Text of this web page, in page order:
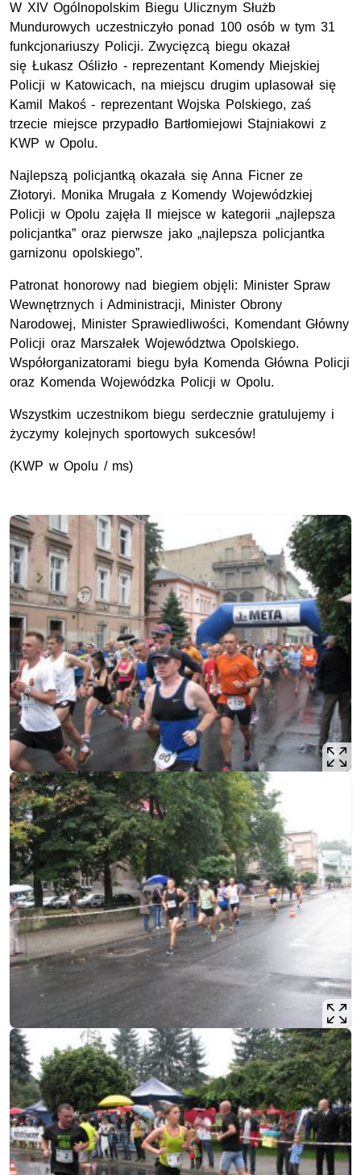
W XIV Ogólnopolskim Biegu Ulicznym Służb
Mundurowych uczestniczyło ponad 100 osób w tym 31
funkcjonariuszy Policji. Zwycięzcą biegu okazał
się Łukasz Oślizło - reprezentant Komendy Miejskiej
Policji w Katowicach, na miejscu drugim uplasował się
Kamil Makoś - reprezentant Wojska Polskiego, zaś
trzecie miejsce przypadło Bartłomiejowi Stajniakowi z
KWP w Opolu.
Najlepszą policjantką okazała się Anna Ficner ze
Złotoryi. Monika Mrugała z Komendy Wojewódzkiej
Policji w Opolu zajęła II miejsce w kategorii „najlepsza
policjantka” oraz pierwsze jako „najlepsza policjantka
garnizonu opolskiego”.
Patronat honorowy nad biegiem objęli: Minister Spraw
Wewnętrznych i Administracji, Minister Obrony
Narodowej, Minister Sprawiedliwości, Komendant Główny
Policji oraz Marszałek Województwa Opolskiego.
Współorganizatorami biegu była Komenda Główna Policji
oraz Komenda Wojewódzka Policji w Opolu.
Wszystkim uczestnikom biegu serdecznie gratulujemy i
życzymy kolejnych sportowych sukcesów!
(KWP w Opolu / ms)